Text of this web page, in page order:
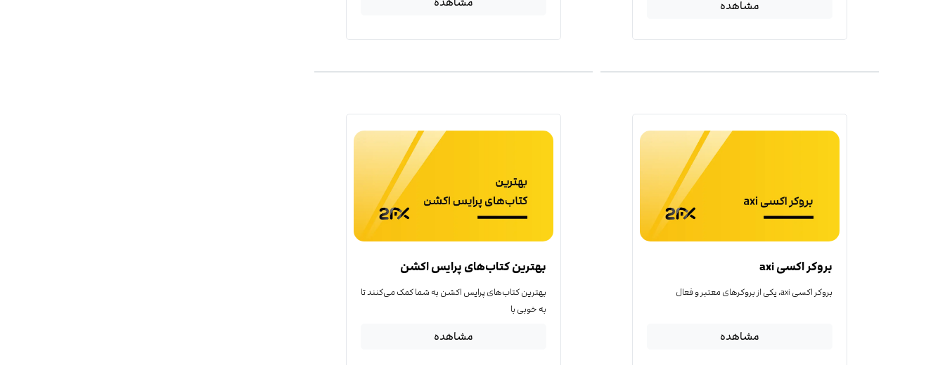
مشاهده
بروکر اکسی axi
بروکر اکسی axi، یکی از بروکرهای معتبر و فعال
مشاهده
بهترین کتاب‌‌های پرایس اکشن
بهترین کتاب‌‌های پرایس اکشن به شما کمک می‌کنند تا
به خوبی با
مشاهده